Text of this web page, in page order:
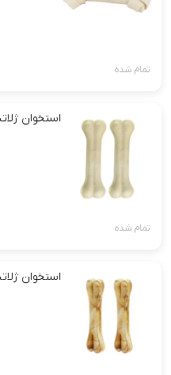
تمام شده
استخوان ژلاتینی
تمام شده
استخوان ژلاتینی ۲ عددی